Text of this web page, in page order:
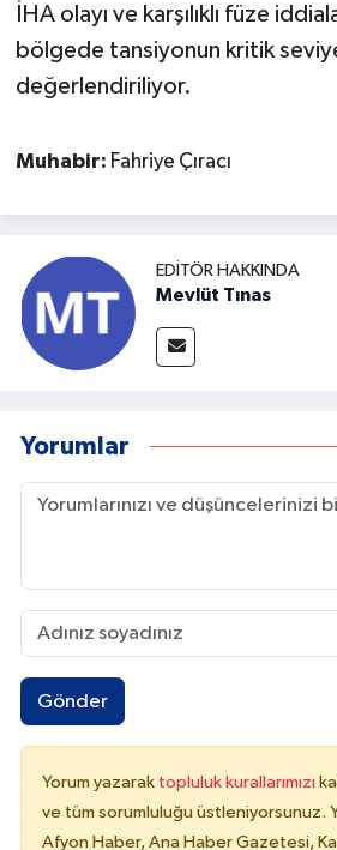
İHA olayı ve karşılıklı füze
bölgede tansiyonun kritik
değerlendiriliyor.
Muhabir: Fahriye Çıracı
EDITÖR HAKKINDA
Mevlüt Tınas
Yorumlar
Gönder
Yorum yazarak topluluk kurallarımızı
ve tüm sorumluluğu üstleniyorsunuz.
Afyon Haber, Ana Haber Gazetesi,